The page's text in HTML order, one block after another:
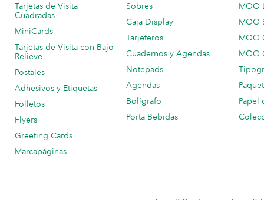
Tarjetas de Visita
Cuadradas
MiniCards
Tarjetas de Visita con Bajo
Relieve
Postales
Adhesivos y Etiquetas
Folletos
Flyers
Greeting Cards
Marcapáginas
Sobres
Caja Display
Tarjeteros
Cuadernos y Agendas
Notepads
Agendas
Bolígrafo
Porta Bebidas
MOO
MOO
MOO
MOO
Papel